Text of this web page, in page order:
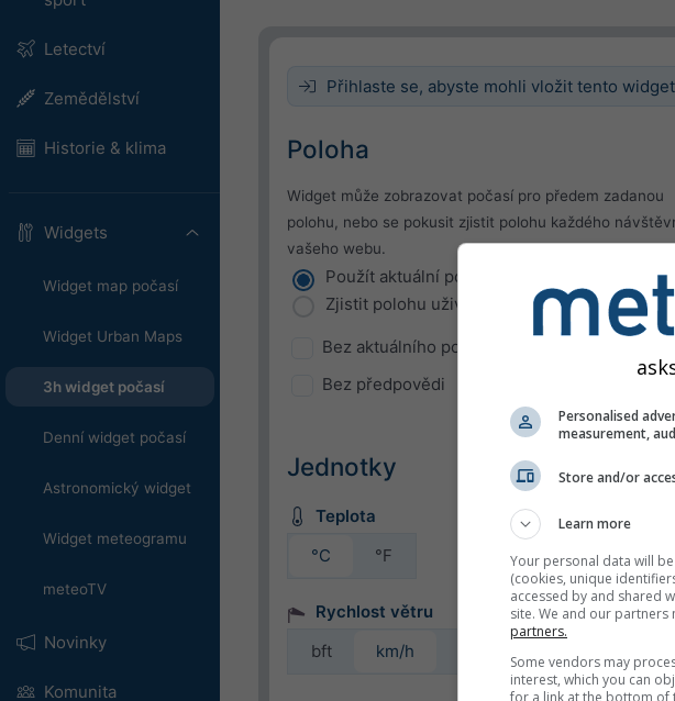
Letectví
Zemědělství
Historie & klima
Widgets
Widget map počasí
Widget Urban Maps
3h widget počasí
Denní widget počasí
Astronomický widget
Widget meteogramu
meteoTV
Novinky
Komunita
Přihlaste se, abyste mohli vložit tento
Poloha
Widget může zobrazovat počasí pro předem zadanou
polohu, nebo se pokusit zjistit polohu každého
vašeho webu.
Použít aktuální polohu
Zjistit polohu uživatele
Bez aktuálního počasí
Bez předpovědi
Jednotky
Teplota
°C
°F
Rychlost větru
bft
km/h
Personalised
measurement,
Store and/or
Learn more
Your personal data will
(cookies, unique
accessed by and shared
site. We and our
partners.
Some vendors may
interest, which you can
for a link at the bottom of